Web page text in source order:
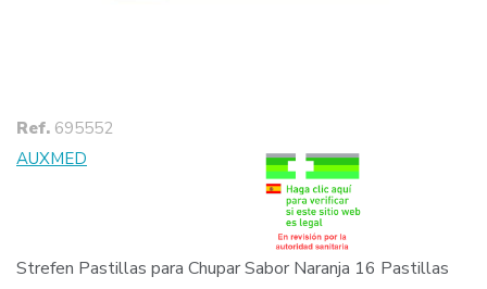
Ref. 695552
AUXMED
Strefen Pastillas para Chupar Sabor Naranja 16 Pastillas